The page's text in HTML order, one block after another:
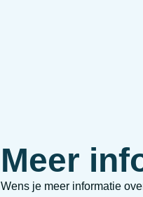
Meer
Wens je meer informatie